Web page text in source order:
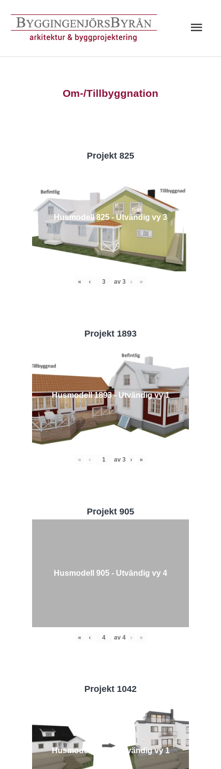
innehåll
Om-/Tillbyggnation
Projekt 825
Husmodell 825 - Utvändig vy 3
« ‹ av 3 › »
Projekt 1893
Husmodell 1893 - Utvändig vy 1
« ‹ av 3 › »
Projekt 905
Husmodell 905 - Utvändig vy 4
« ‹ av 4 › »
Projekt 1042
Husmodell 1042 - Utvändig vy 1